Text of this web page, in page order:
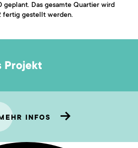
geplant. Das gesamte Quartier wird
fertig gestellt werden.
Projekt
INFOS